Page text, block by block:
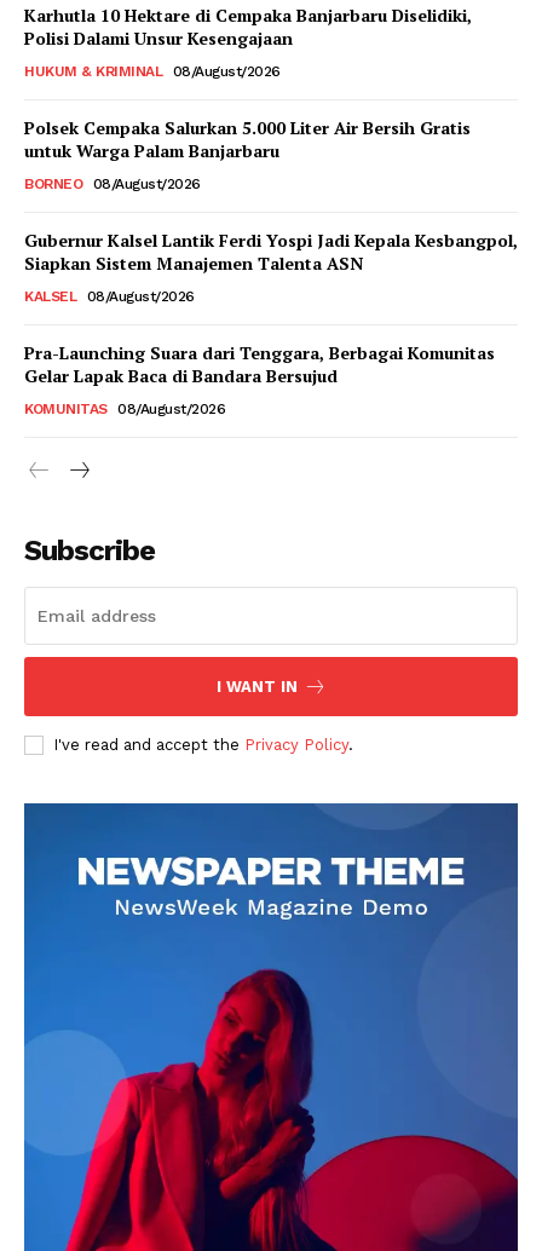
Karhutla 10 Hektare di Cempaka Banjarbaru Diselidiki,
Polisi Dalami Unsur Kesengajaan
HUKUM & KRIMINAL 08/August/2026
Polsek Cempaka Salurkan 5.000 Liter Air Bersih Gratis
untuk Warga Palam Banjarbaru
BORNEO 08/August/2026
Gubernur Kalsel Lantik Ferdi Yospi Jadi Kepala Kesbangpol,
Siapkan Sistem Manajemen Talenta ASN
KALSEL 08/August/2026
Pra-Launching Suara dari Tenggara, Berbagai Komunitas
Gelar Lapak Baca di Bandara Bersujud
KOMUNITAS 08/August/2026
Subscribe
I WANT IN
I've read and accept the Privacy Policy.